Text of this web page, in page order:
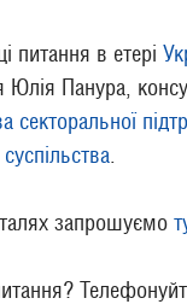
питання в етері
Юлія Панура,
секторальної
запрошуємо